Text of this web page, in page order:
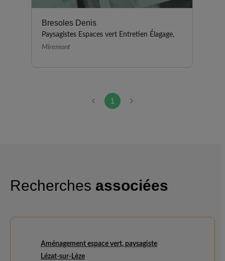
Bresoles Denis
Paysagistes Espaces vert Entretien Élagage,
Miremont
1
Recherches associées
Aménagement espace vert, paysagiste
Lézat-sur-Lèze